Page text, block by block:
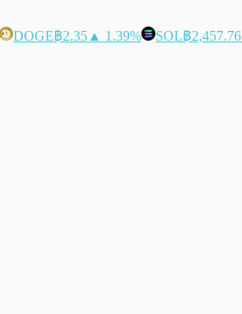
DOGE฿2.35 ▲ 1.39% SOL฿2,457.76